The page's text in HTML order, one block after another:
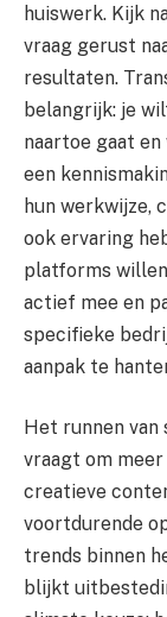
huiswerk. Kijk
vraag gerust
resultaten.
belangrijk: je
naartoe gaat
een
hun werkwijze,
ook ervaring
platforms
actief mee en
specifieke
aanpak te
Het runnen
vraagt om
creatieve
voortdurende
trends binnen
blijkt